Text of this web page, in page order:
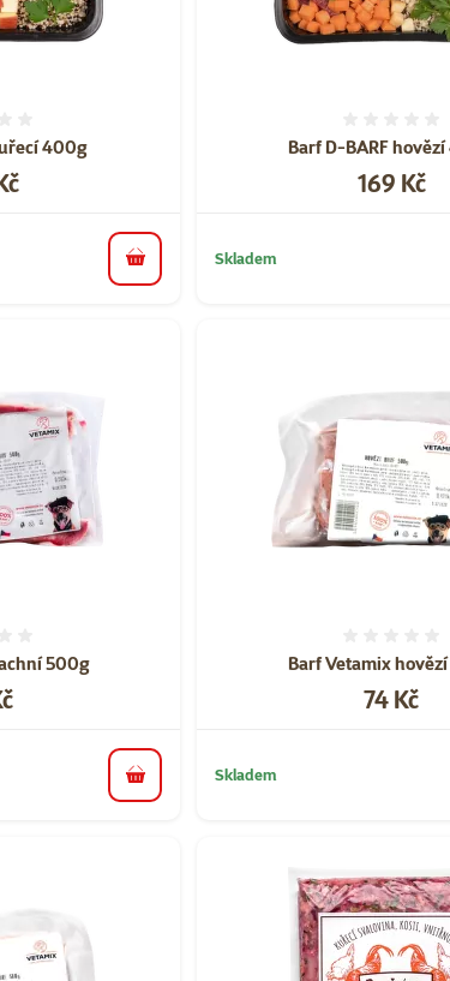
400g
do košíku
Barf D-BARF
Cena
169 Kč
Skladem
500g
do košíku
Barf Vetamix
Cena
74 Kč
Skladem